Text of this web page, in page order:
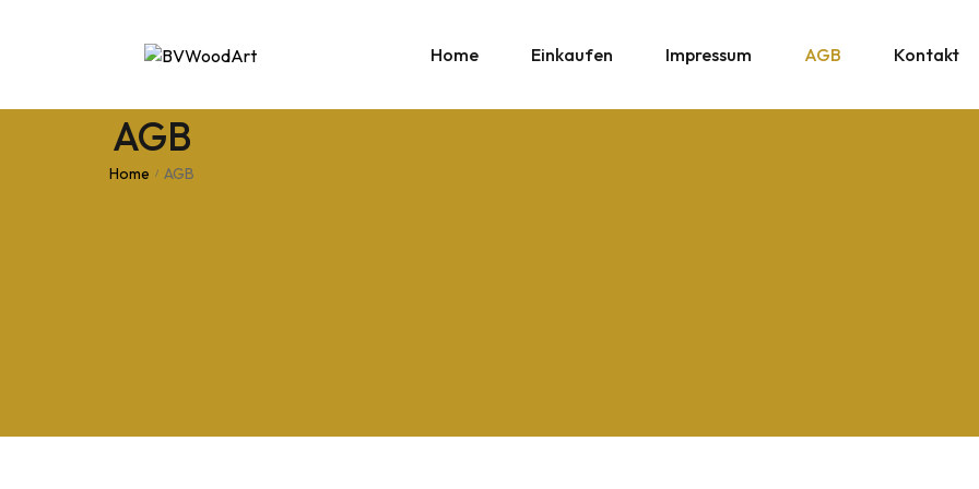
Home Einkaufen Impressum AGB Kontakt
AGB
Home / AGB